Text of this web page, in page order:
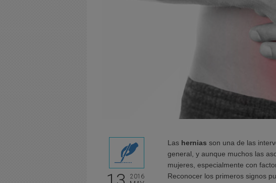
2016
Las hernias son una de las
general, y aunque muchos las
mujeres, especialmente con
Reconocer los primeros signos